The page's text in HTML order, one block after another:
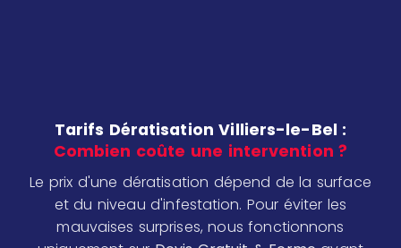
Tarifs Dératisation Villiers-le-Bel :
Combien coûte une intervention ?
Le prix d'une dératisation dépend de la surface
et du niveau d'infestation. Pour éviter les
mauvaises surprises, nous fonctionnons